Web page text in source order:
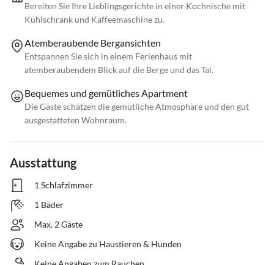
Bereiten Sie Ihre Lieblingsgerichte in einer Kochnische mit
Kühlschrank und Kaffeemaschine zu.
Atemberaubende Bergansichten
Entspannen Sie sich in einem Ferienhaus mit
atemberaubendem Blick auf die Berge und das Tal.
Bequemes und gemütliches Apartment
Die Gäste schätzen die gemütliche Atmosphäre und den gut
ausgestatteten Wohnraum.
Ausstattung
1 Schlafzimmer
1 Bäder
Max. 2 Gäste
Keine Angabe zu Haustieren & Hunden